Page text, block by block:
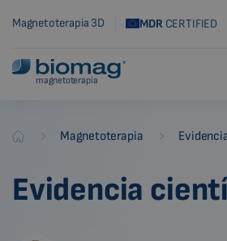
Magnetoterapia 3D MDRCERTIFIED
magnetoterapia
Biomag Magnetoterapia
Evidencia